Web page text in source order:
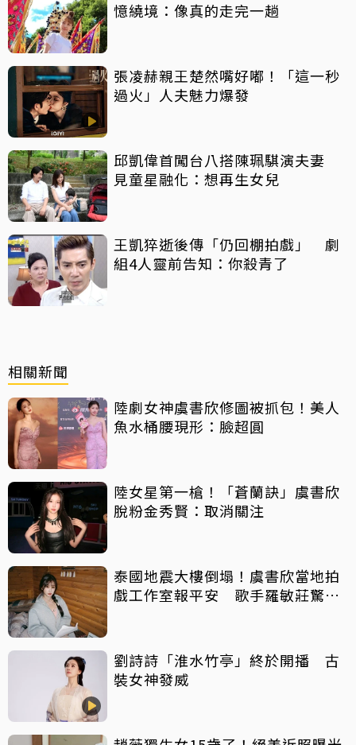
憶繞境：像真的走完一趟
張凌赫親王楚然嘴好嘟！「這一秒
過火」人夫魅力爆發
邱凱偉首闖台八搭陳珮騏演夫妻
見童星融化：想再生女兒
王凱猝逝後傳「仍回棚拍戲」 劇
組4人靈前告知：你殺青了
相關新聞
陸劇女神虞書欣修圖被抓包！美人
魚水桶腰現形：臉超圓
陸女星第一槍！「蒼蘭訣」虞書欣
脫粉金秀賢：取消關注
泰國地震大樓倒塌！虞書欣當地拍
戲工作室報平安 歌手羅敏莊驚
劉詩詩「淮水竹亭」終於開播 古
裝女神發威